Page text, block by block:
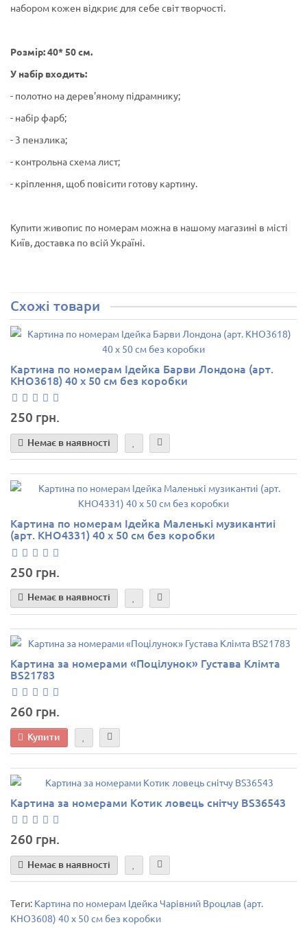
набором кожен відкриє для себе світ творчості.
Розмір: 40* 50 см.
У набір входить:
- полотно на дерев'яному підрамнику;
- набір фарб;
- 3 пензлика;
- контрольна схема лист;
- кріплення, щоб повісити готову картину.
Купити живопис по номерам можна в нашому магазині в місті
Київ, доставка по всій Україні.
Схожі товари
Картина по номерам Ідейка Барви Лондона (арт.
KHO3618) 40 х 50 см без коробки
250 грн.
Немає в наявності
Картина по номерам Ідейка Маленькі музикантиі
(арт. KHO4331) 40 х 50 см без коробки
250 грн.
Немає в наявності
Картина за номерами «Поцілунок» Густава Клімта
BS21783
260 грн.
Купити
Картина за номерами Котик ловець снітчу BS36543
260 грн.
Немає в наявності
Теги: Картина по номерам Ідейка Чарівний Вроцлав (арт.
KHO3608) 40 х 50 см без коробки